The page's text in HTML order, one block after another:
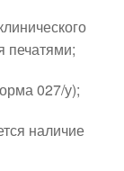
печатями;
027/у);
наличие